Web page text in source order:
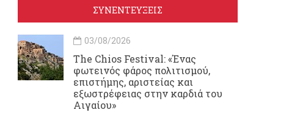
ΣΥΝΕΝΤΕΥΞΕΙΣ
03/08/2026
Τhe Chios Festival: «Ένας
φωτεινός φάρος πολιτισμού,
επιστήμης, αριστείας και
εξωστρέφειας στην καρδιά του
Αιγαίου»